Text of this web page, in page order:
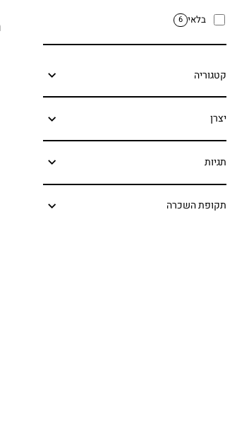
בלאי 6
קטגוריה
יצרן
תגיות
תקופת השכרה